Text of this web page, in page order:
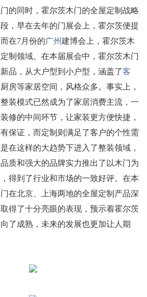
同时，霍尔茨木门的全屋定制战略
，早在去年的门展会上，霍尔茨便提
在7月份的广州建博会上，霍尔茨木
制领域。在本届展会中，霍尔茨木门
品，从大户型到小户型，涵盖了客
房等家居空间，风格众多。事实上，
装模式已然成为了家居消费主流，一
修的中间环节，让家装更方便快捷，
保证，而定制则满足了客户的个性需
在这样的大趋势下进入了整装领域，
质和强大的品牌实力推出了以木门为
得到了行业和市场的一致好评。在本
在北京、上海两地的全屋定制产品深
得了十分亮眼的表现，预示着霍尔茨
了成熟，未来的发展也更加让人期